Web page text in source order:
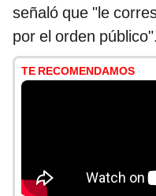
señaló que "le
por el orden público".
TE RECOMENDAMOS